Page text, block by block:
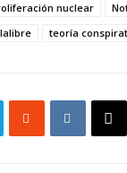
nuclear
teoría